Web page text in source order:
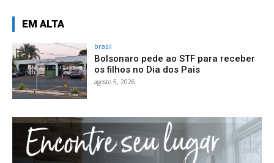
EM ALTA
brasil
Bolsonaro pede ao STF para receber
os filhos no Dia dos Pais
agosto 5, 2026